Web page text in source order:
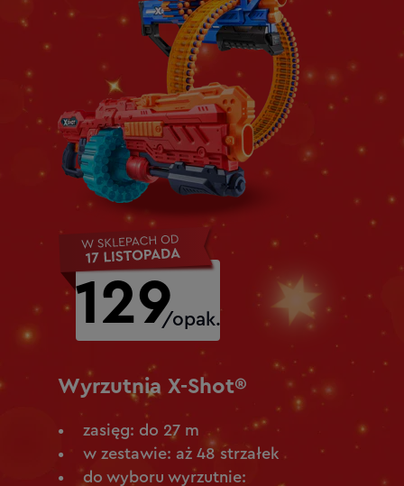
Wyrzutnia X-Shot®
zasięg: do 27 m
w zestawie: aż 48 strzałek
do wyboru wyrzutnie:
129/opak.